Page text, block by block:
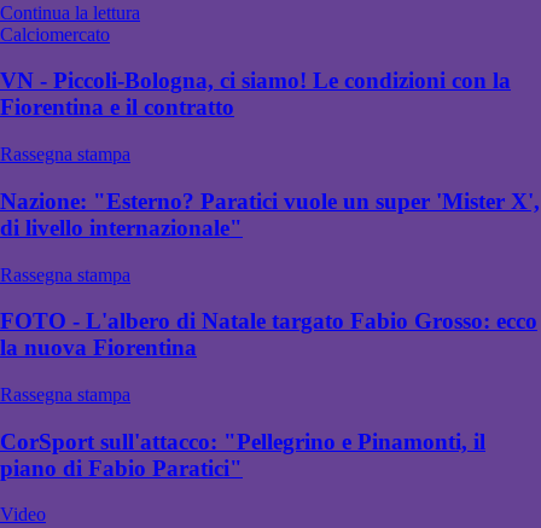
Continua la lettura
Calciomercato
VN - Piccoli-Bologna, ci siamo! Le condizioni con la
Fiorentina e il contratto
Rassegna stampa
Nazione: "Esterno? Paratici vuole un super 'Mister X',
di livello internazionale"
Rassegna stampa
FOTO - L'albero di Natale targato Fabio Grosso: ecco
la nuova Fiorentina
Rassegna stampa
CorSport sull'attacco: "Pellegrino e Pinamonti, il
piano di Fabio Paratici"
Video